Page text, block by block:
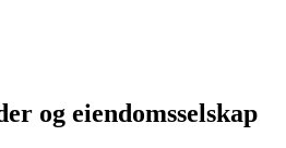
og eiendomsselskap